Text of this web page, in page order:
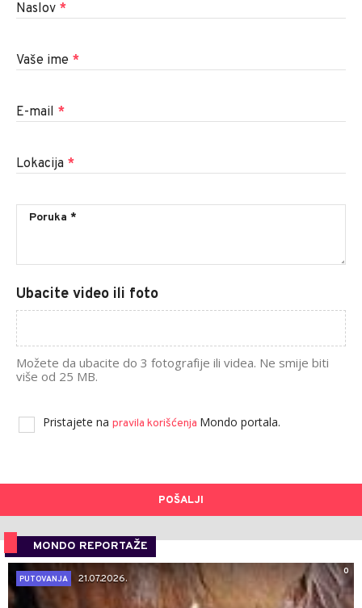
Naslov *
Vaše ime *
E-mail *
Lokacija *
Ubacite video ili foto
Možete da ubacite do 3 fotografije ili videa. Ne smije biti
više od 25 MB.
Pristajete na pravila korišćenja Mondo portala.
POŠALJI
MONDO REPORTAŽE
0
PUTOVANJA
21.07.2026.